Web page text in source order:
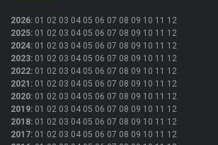
2026: 01 02 03 04 05 06 07 08 09 10 11 12
2025: 01 02 03 04 05 06 07 08 09 10 11 12
2024: 01 02 03 04 05 06 07 08 09 10 11 12
2023: 01 02 03 04 05 06 07 08 09 10 11 12
2022: 01 02 03 04 05 06 07 08 09 10 11 12
2021 : 01 02 03 04 05 06 07 08 09 10 11 12
2020: 01 02 03 04 05 06 07 08 09 10 11 12
2019: 01 02 03 04 05 06 07 08 09 10 11 12
2018: 01 02 03 04 05 06 07 08 09 10 11 12
2017: 01 02 03 04 05 06 07 08 09 10 11 12